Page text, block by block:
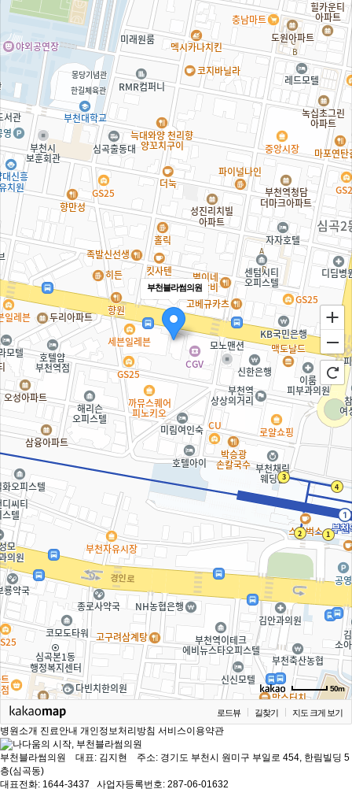
부천블라썸의원
50m
로드뷰 길찾기 지도 크게 보기
병원소개 진료안내 개인정보처리방침 서비스이용약관
부천블라썸의원 대표: 김지현
주소: 경기도 부천시 원미구 부일로 454, 한림빌딩 5
층(심곡동)
대표전화: 1644-3437
사업자등록번호: 287-06-01632